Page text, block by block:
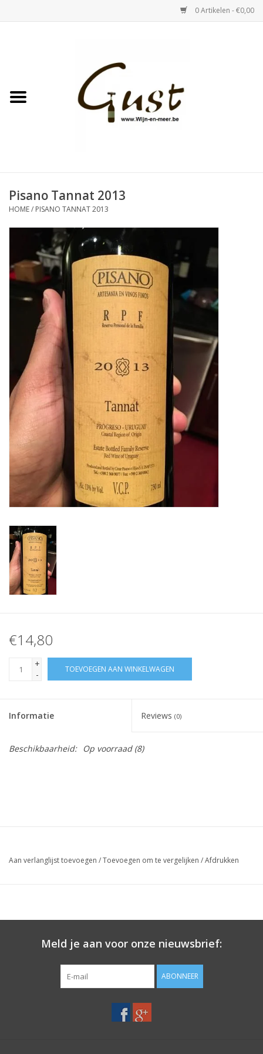
0 Artikelen - €0,00
Witte wijn
Bubbels & Vermout
Tastings & zaalverhuur
Pisano Tannat 2013
HOME/ PISANO TANNAT 2013
€14,80
+
-
TOEVOEGEN AAN WINKELWAGEN
Informatie Reviews (0)
Beschikbaarheid: Op voorraad(8)
Aan verlanglijst toevoegen /Toevoegen om te vergelijken /Afdrukken
Meld je aan voor onze nieuwsbrief:
ABONNEER